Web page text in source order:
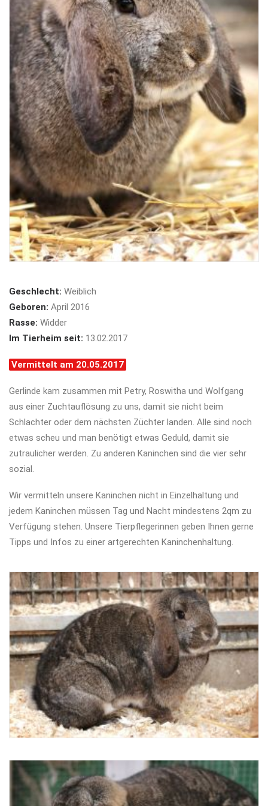
Geschlecht: Weiblich
Geboren: April 2016
Rasse: Widder
Im Tierheim seit: 13.02.2017
Vermittelt am 20.05.2017
Gerlinde kam zusammen mit Petry, Roswitha und Wolfgang
aus einer Zuchtauflösung zu uns, damit sie nicht beim
Schlachter oder dem nächsten Züchter landen. Alle sind noch
etwas scheu und man benötigt etwas Geduld, damit sie
zutraulicher werden. Zu anderen Kaninchen sind die vier sehr
sozial.
Wir vermitteln unsere Kaninchen nicht in Einzelhaltung und
jedem Kaninchen müssen Tag und Nacht mindestens 2qm zu
Verfügung stehen. Unsere Tierpflegerinnen geben Ihnen gerne
Tipps und Infos zu einer artgerechten Kaninchenhaltung.